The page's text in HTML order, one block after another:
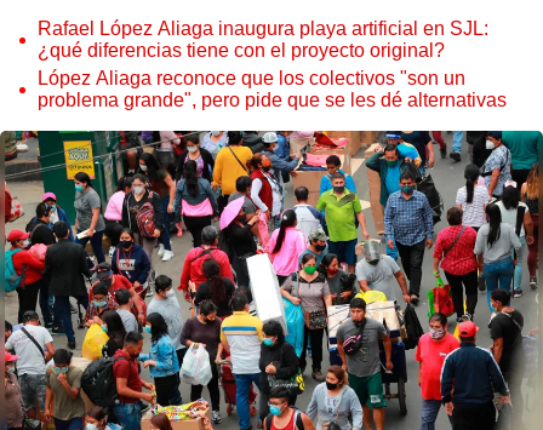
Rafael López Aliaga inaugura playa artificial en SJL:
¿qué diferencias tiene con el proyecto original?
López Aliaga reconoce que los colectivos "son un
problema grande", pero pide que se les dé alternativas